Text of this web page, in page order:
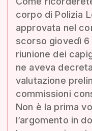
corpo di Polizia
approvata nel
scorso giovedì
riunione dei
ne aveva
valutazione
commissioni
Non è la prima
l’argomento in